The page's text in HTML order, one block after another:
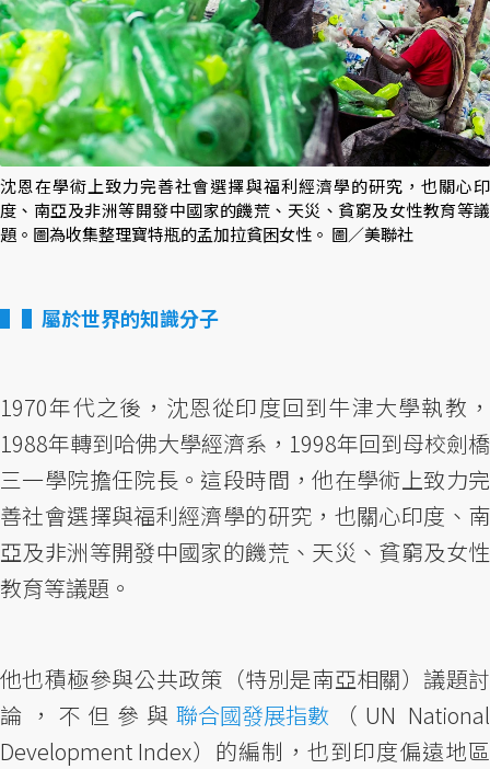
沈恩在學術上致力完善社會選擇與福利經濟學的研究，也關心印
度、南亞及非洲等開發中國家的饑荒、天災、貧窮及女性教育等議
題。圖為收集整理寶特瓶的孟加拉貧困女性。 圖／美聯社
▌屬於世界的知識分子
1970年代之後，沈恩從印度回到牛津大學執教，
1988年轉到哈佛大學經濟系，1998年回到母校劍橋
三一學院擔任院長。這段時間，他在學術上致力完
善社會選擇與福利經濟學的研究，也關心印度、南
亞及非洲等開發中國家的饑荒、天災、貧窮及女性
教育等議題。
他也積極參與公共政策（特別是南亞相關）議題討
論，不但參與 聯合國發展指數 （UN National
Development Index）的編制，也到印度偏遠地區